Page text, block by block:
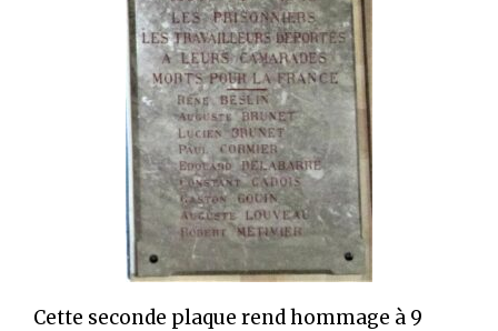
Cette seconde plaque rend hommage à 9